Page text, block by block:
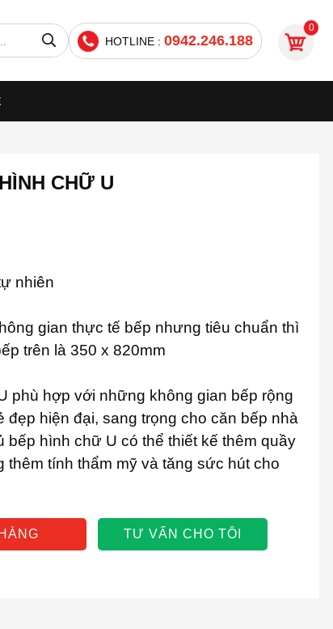
HOTLINE : 0942.246.188
0
CHỮ U
nhiên
gian thực tế bếp nhưng tiêu chuẩn thì
trên là 350 x 820mm
phù hợp với những không gian bếp rộng
đẹp hiện đại, sang trọng cho căn bếp nhà
bếp hình chữ U có thể thiết kế thêm quầy
thêm tính thẩm mỹ và tăng sức hút cho
TƯ VẤN CHO TÔI